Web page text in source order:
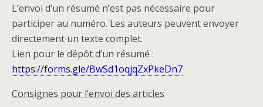
L’envoi d’un résumé n’est pas nécessaire pour
participer au numéro. Les auteurs peuvent envoyer
directement un texte complet.
Lien pour le dépôt d’un résumé :
https://forms.gle/BwSd1oqjqZxPkeDn7
Consignes pour l’envoi des articles